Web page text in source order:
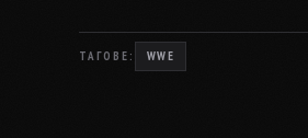
ТАГОВЕ: WWE